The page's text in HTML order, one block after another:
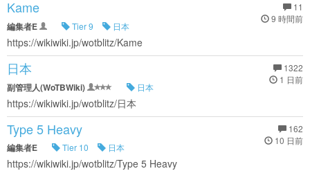
11
9 時間前
Kame
編集者E Tier 9 日本
https://wikiwiki.jp/wotblitz/Kame
1322
1 日前
日本
副管理人(WoTBWiki) 日本
https://wikiwiki.jp/wotblitz/日本
162
10 日前
Type 5 Heavy
編集者E Tier 10 日本
https://wikiwiki.jp/wotblitz/Type 5 Heavy